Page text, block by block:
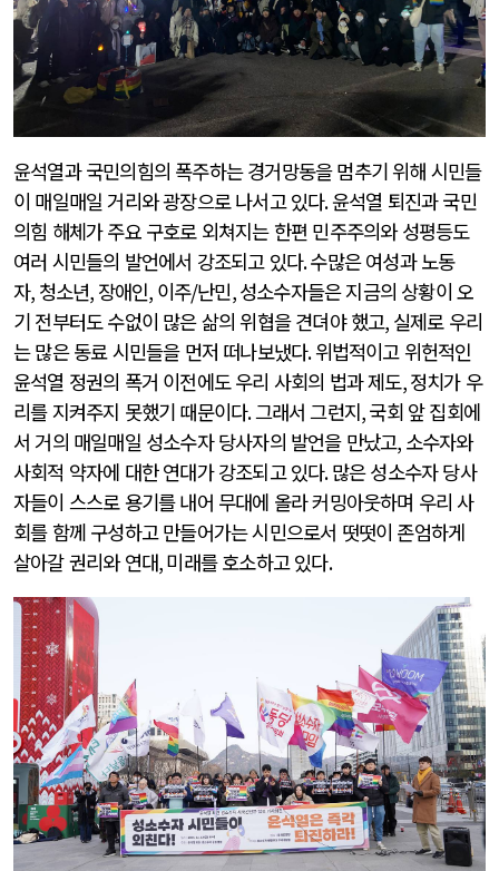
윤석열과 국민의힘의 폭주하는 경거망동을 멈추기 위해 시민들
이 매일매일 거리와 광장으로 나서고 있다.윤석열 퇴진과 국민
의힘 해체가 주요 구호로 외쳐지는 한편 민주주의와 성평등도
여러 시민들의 발언에서 강조되고 있다.수많은 여성과 노동
자, 청소년, 장애인, 이주/난민,성소수자들은 지금의 상황이 오
기 전부터도 수없이 많은 삶의 위협을 견뎌야 했고, 실제로 우리
는 많은 동료 시민들을 먼저 떠나보냈다.위법적이고 위헌적인
윤석열 정권의 폭거 이전에도 우리 사회의 법과 제도,정치가 우
리를 지켜주지 못했기 때문이다.그래서 그런지,국회 앞 집회에
서 거의 매일매일 성소수자 당사자의 발언을 만났고, 소수자와
사회적 약자에 대한 연대가 강조되고 있다.많은 성소수자 당사
자들이 스스로 용기를 내어 무대에 올라 커밍아웃하며 우리 사
회를 함께 구성하고 만들어가는 시민으로서 떳떳이 존엄하게
살아갈 권리와 연대,미래를 호소하고 있다.